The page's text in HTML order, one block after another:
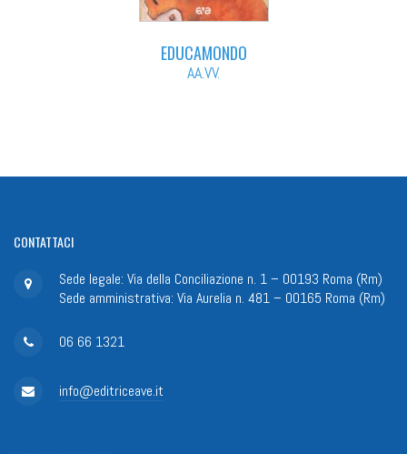
EDUCAMONDO
AA.VV.
CONTATTACI
Sede legale: Via della Conciliazione n. 1 – 00193 Roma (Rm)
Sede amministrativa: Via Aurelia n. 481 – 00165 Roma (Rm)
06 66 1321
info@editriceave.it